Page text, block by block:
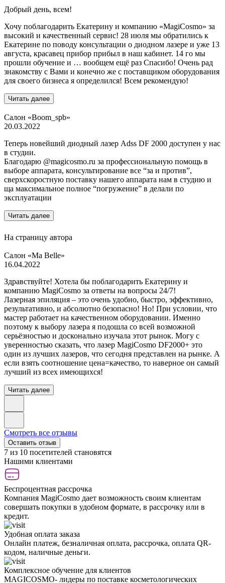
Добрый день, всем!
Хочу поблагодарить Екатерину и компанию «MagiCosmo» за
высокий и качественный сервис! 28 июля мы обратились к
Екатерине по поводу консультации о диодном лазере и уже 13
августа, красавец прибор прибыл в наш кабинет. 14 го мы
прошли обучение и … вообщем ещё раз Спасибо! Очень рад
знакомству с Вами и конечно же с поставщиком оборудования
для своего бизнеса я определился! Всем рекомендую!
Читать далее
Салон «Boom_spb»
20.03.2022
Теперь новейший диодный лазер Adss DF 2000 доступен у нас
в студии.
Благодарю @magicosmo.ru за профессиональную помощь в
выборе аппарата, консультирование все “за и против”,
сверхскоростную поставку нашего аппарата нам в студию и
ща максимальное полное “погружение” в делали по
эксплуатации
Читать далее
На страницу автора
Салон «Ma Belle»
16.04.2022
Здравствуйте! Хотела бы поблагодарить Екатерину и
компанию MagiCosmo за ответы на вопросы 24/7!
Лазерная эпиляция – это очень удобно, быстро, эффективно,
результативно, и абсолютно безопасно! Но! При условии, что
мастер работает на качественном оборудовании. Именно
поэтому к выбору лазера я подошла со всей возможной
серьёзностью и досконально изучала этот рынок. Могу с
уверенностью сказать, что лазер MagiCosmo DF2000+ это
один из лучших лазеров, что сегодня представлен на рынке. А
если взять соотношение цена=качество, то наверное он самый
лучший из всех имеющихся!
Читать далее
Смотреть все отзывы
Оставить отзыв
7 из 10 посетителей становятся
Нашими клиентами
Беспроцентная рассрочка
Компания MagiCosmo дает возможность своим клиентам
совершать покупки в удобном формате, в рассрочку или в
кредит.
Удобная оплата заказа
Онлайн платеж, безналичная оплата, рассрочка, оплата QR-
кодом, наличные деньги.
Комплексное обучение для клиентов
MAGICOSMO- лидеры по поставке косметологических